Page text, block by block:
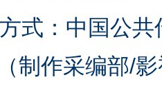
式：中国公共
制作采编部/